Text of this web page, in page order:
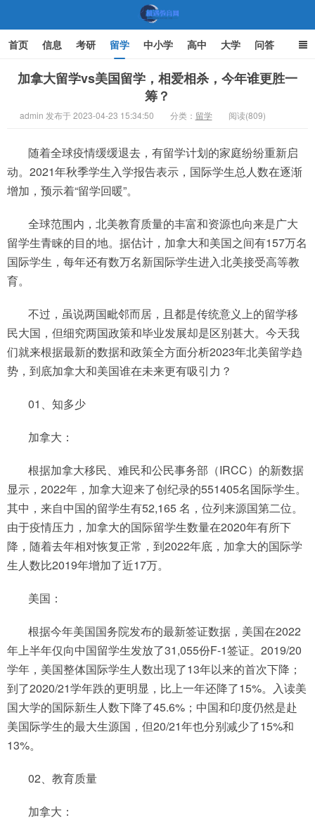
机遇教育网
首页 信息 考研 留学 中小学 高中 大学 问答
文化 家庭教育
加拿大留学vs美国留学，相爱相杀，今年谁更胜一
筹？
admin 发布于 2023-04-23 15:34:50 分类： 留学 阅读(809)
随着全球疫情缓缓退去，有留学计划的家庭纷纷重新启
动。2021年秋季学生入学报告表示，国际学生总人数在逐渐
增加，预示着“留学回暖”。
全球范围内，北美教育质量的丰富和资源也向来是广大
留学生青睐的目的地。据估计，加拿大和美国之间有157万名
国际学生，每年还有数万名新国际学生进入北美接受高等教
育。
不过，虽说两国毗邻而居，且都是传统意义上的留学移
民大国，但细究两国政策和毕业发展却是区别甚大。今天我
们就来根据最新的数据和政策全方面分析2023年北美留学趋
势，到底加拿大和美国谁在未来更有吸引力？
01、知多少
加拿大：
根据加拿大移民、难民和公民事务部（IRCC）的新数据
显示，2022年，加拿大迎来了创纪录的551405名国际学生。
其中，来自中国的留学生有52,165 名，位列来源国第二位。
由于疫情压力，加拿大的国际留学生数量在2020年有所下
降，随着去年相对恢复正常，到2022年底，加拿大的国际学
生人数比2019年增加了近17万。
美国：
根据今年美国国务院发布的最新签证数据，美国在2022
年上半年仅向中国留学生发放了31,055份F-1签证。2019/20
学年，美国整体国际学生人数出现了13年以来的首次下降；
到了2020/21学年跌的更明显，比上一年还降了15%。入读美
国大学的国际新生人数下降了45.6%；中国和印度仍然是赴
美国际学生的最大生源国，但20/21年也分别减少了15%和
13%。
02、教育质量
加拿大：